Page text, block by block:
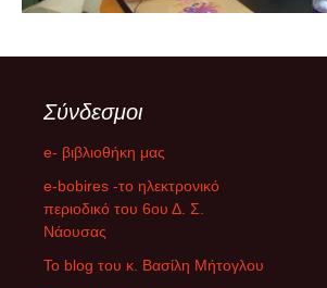
Σύνδεσμοι
e- βιβλιοθήκη μας
e-bobires -το ηλεκτρονικό
περιοδικό του 6ου Δ. Σ.
Νάουσας
To blog του κ. Βασίλη Μήτογλου